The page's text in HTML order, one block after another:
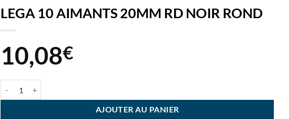
LEGA 10 AIMANTS 20MM RD NOIR ROND
10,08€
AJOUTER AU PANIER